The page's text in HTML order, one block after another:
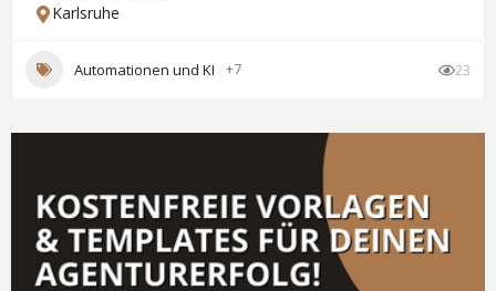
Karlsruhe
Automationen und KI +7 23